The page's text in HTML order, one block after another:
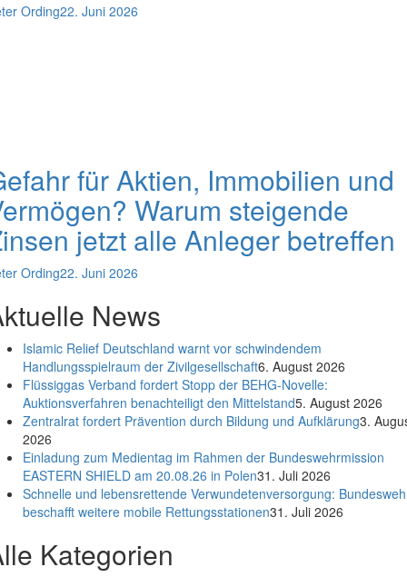
Ording22. Juni 2026
für Aktien, Immobilien und
Warum steigende
jetzt alle Anleger betreffen
Ording22. Juni 2026
News
Islamic Relief Deutschland warnt vor schwindendem
Handlungsspielraum der Zivilgesellschaft6. August 2026
Flüssiggas Verband fordert Stopp der BEHG-Novelle:
Auktionsverfahren benachteiligt den Mittelstand5. August 2026
Zentralrat fordert Prävention durch Bildung und Aufklärung3.
2026
Einladung zum Medientag im Rahmen der Bundeswehrmission
EASTERN SHIELD am 20.08.26 in Polen31. Juli 2026
Schnelle und lebensrettende Verwundetenversorgung:
beschafft weitere mobile Rettungsstationen31. Juli 2026
Kategorien